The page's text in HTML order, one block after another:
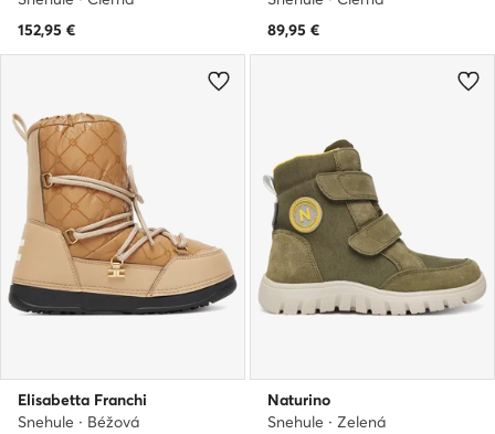
152,95 €
89,95 €
Elisabetta Franchi
Snehule · Béžová
Naturino
Snehule · Zelená